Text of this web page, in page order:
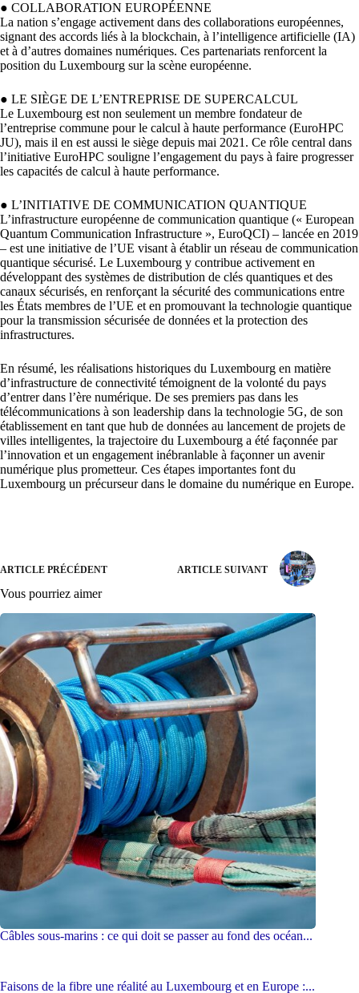
● COLLABORATION EUROPÉENNE
La nation s’engage activement dans des collaborations européennes,
signant des accords liés à la blockchain, à l’intelligence artificielle (IA)
et à d’autres domaines numériques. Ces partenariats renforcent la
position du Luxembourg sur la scène européenne.
● LE SIÈGE DE L’ENTREPRISE DE SUPERCALCUL
Le Luxembourg est non seulement un membre fondateur de
l’entreprise commune pour le calcul à haute performance (EuroHPC
JU), mais il en est aussi le siège depuis mai 2021. Ce rôle central dans
l’initiative EuroHPC souligne l’engagement du pays à faire progresser
les capacités de calcul à haute performance.
● L’INITIATIVE DE COMMUNICATION QUANTIQUE
L’infrastructure européenne de communication quantique (« European
Quantum Communication Infrastructure », EuroQCI) – lancée en 2019
– est une initiative de l’UE visant à établir un réseau de communication
quantique sécurisé. Le Luxembourg y contribue activement en
développant des systèmes de distribution de clés quantiques et des
canaux sécurisés, en renforçant la sécurité des communications entre
les États membres de l’UE et en promouvant la technologie quantique
pour la transmission sécurisée de données et la protection des
infrastructures.
En résumé, les réalisations historiques du Luxembourg en matière
d’infrastructure de connectivité témoignent de la volonté du pays
d’entrer dans l’ère numérique. De ses premiers pas dans les
télécommunications à son leadership dans la technologie 5G, de son
établissement en tant que hub de données au lancement de projets de
villes intelligentes, la trajectoire du Luxembourg a été façonnée par
l’innovation et un engagement inébranlable à façonner un avenir
numérique plus prometteur. Ces étapes importantes font du
Luxembourg un précurseur dans le domaine du numérique en Europe.
ARTICLE PRÉCÉDENT ARTICLE SUIVANT
Vous pourriez aimer
Câbles sous-marins : ce qui doit se passer au fond des océan...
Faisons de la fibre une réalité au Luxembourg et en Europe :...